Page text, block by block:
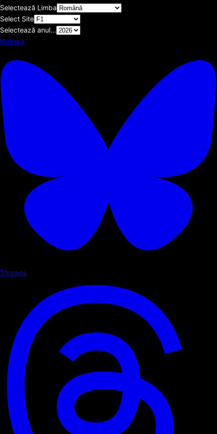
Selectează Limba
Select Site
Selectează anul...
Bluesky
Threads